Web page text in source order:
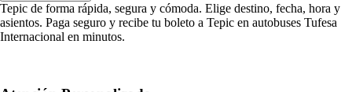
Tepic de forma rápida, segura y cómoda. Elige destino, fecha, hora y
asientos. Paga seguro y recibe tu boleto a Tepic en autobuses Tufesa
Internacional en minutos.